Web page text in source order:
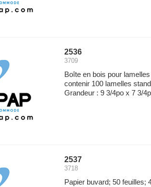
2536
3709
Boîte en bois pour
contenir 100 lamelles
Grandeur : 9 3/4po x 7 3/
2537
3718
Papier buvard; 50 feuilles;